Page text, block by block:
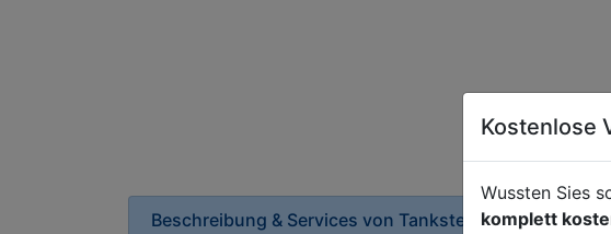
Beschreibung & Services von Tankstelle
Kostenlose
Wussten Sies
komplett